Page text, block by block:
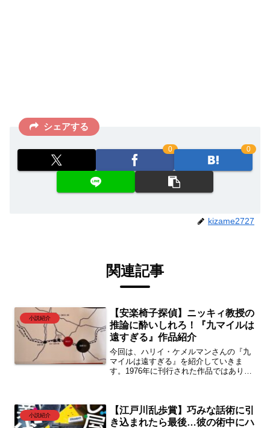
シェアする
0 0
kizame2727
関連記事
小説紹介
【安楽椅子探偵】ニッキィ教授の
推論に酔いしれろ！『九マイルは
遠すぎる』作品紹介
今回は、ハリイ・ケメルマンさんの『九
マイルは遠すぎる』を紹介していきま
す。1976年に刊行された作品ではありま
さが凝縮されたような話でした。
小説紹介
【江戸川乱歩賞】巧みな話術に引
き込まれたら最後…彼の術中にハ